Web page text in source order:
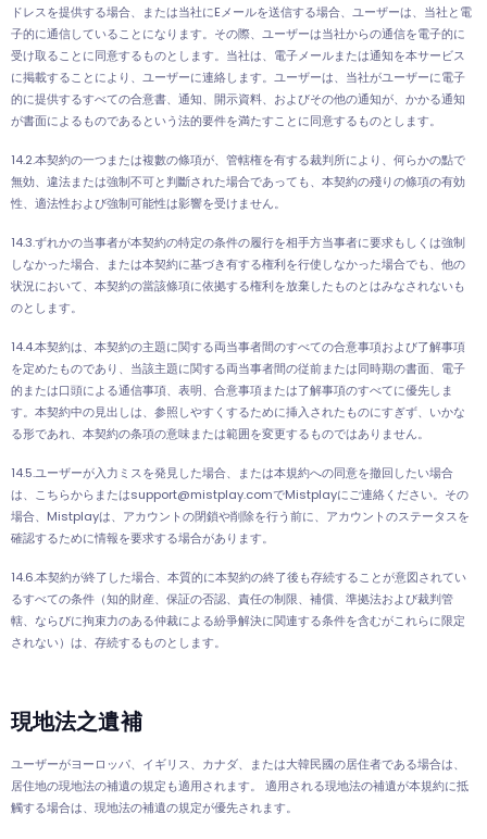
ドレスを提供する場合、または当社にEメールを送信する場合、ユーザーは、当社と電
子的に通信していることになります。その際、ユーザーは当社からの通信を電子的に
受け取ることに同意するものとします。当社は、電子メールまたは通知を本サービス
に掲載することにより、ユーザーに連絡します。ユーザーは、当社がユーザーに電子
的に提供するすべての合意書、通知、開示資料、およびその他の通知が、かかる通知
が書面によるものであるという法的要件を満たすことに同意するものとします。
14.2.本契約の一つまたは複數の條項が、管轄権を有する裁判所により、何らかの點で
無効、違法または強制不可と判斷された場合であっても、本契約の殘りの條項の有効
性、適法性および強制可能性は影響を受けません。
14.3.ずれかの当事者が本契約の特定の条件の履行を相手方当事者に要求もしくは強制
しなかった場合、または本契約に基づき有する権利を行使しなかった場合でも、他の
状況において、本契約の當該條項に依拠する権利を放棄したものとはみなされないも
のとします。
14.4.本契約は、本契約の主題に関する両当事者間のすべての合意事項および了解事項
を定めたものであり、当該主題に関する両当事者間の従前または同時期の書面、電子
的または口頭による通信事項、表明、合意事項または了解事項のすべてに優先しま
す。本契約中の見出しは、参照しやすくするために挿入されたものにすぎず、いかな
る形であれ、本契約の条項の意味または範囲を変更するものではありません。
14.5.ユーザーが入力ミスを発見した場合、または本規約への同意を撤回したい場合
は、こちらからまたはsupport@mistplay.comでMistplayにご連絡ください。その
場合、Mistplayは、アカウントの閉鎖や削除を行う前に、アカウントのステータスを
確認するために情報を要求する場合があります。
14.6.本契約が終了した場合、本質的に本契約の終了後も存続することが意図されてい
るすべての条件（知的財産、保証の否認、責任の制限、補償、準拠法および裁判管
轄、ならびに拘束力のある仲裁による紛爭解決に関連する条件を含むがこれらに限定
されない）は、存続するものとします。
現地法之遺補
ユーザーがヨーロッパ、イギリス、カナダ、または大韓民國の居住者である場合は、
居住地の現地法の補遺の規定も適用されます。 適用される現地法の補遺が本規約に抵
觸する場合は、現地法の補遺の規定が優先されます。